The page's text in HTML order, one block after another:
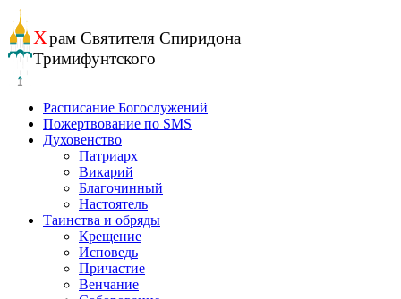
Перейти
к
содержанию
Храм Святителя Спиридона
Тримифунтского
Расписание Богослужений
Пожертвование по SMS
Духовенство
Патриарх
Викарий
Благочинный
Настоятель
Таинства и обряды
Крещение
Исповедь
Причастие
Венчание